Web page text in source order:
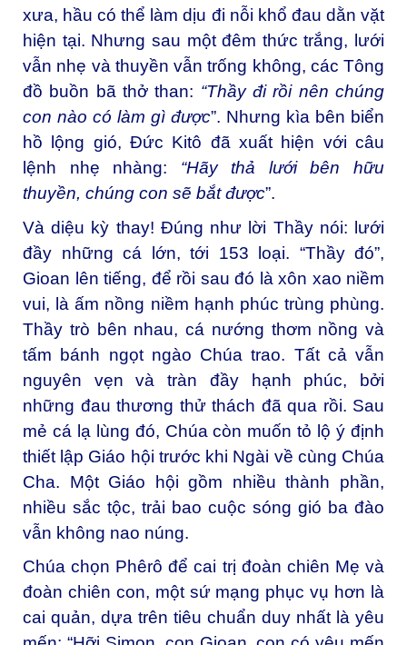
xưa, hầu có thể làm dịu đi nỗi khổ đau dằn vặt
hiện tại. Nhưng sau một đêm thức trắng, lưới
vẫn nhẹ và thuyền vẫn trống không, các Tông
đồ buồn bã thở than: “Thầy đi rồi nên chúng
con nào có làm gì được”. Nhưng kìa bên biển
hồ lộng gió, Đức Kitô đã xuất hiện với câu
lệnh nhẹ nhàng: “Hãy thả lưới bên hữu
thuyền, chúng con sẽ bắt được”.
Và diệu kỳ thay! Đúng như lời Thầy nói: lưới
đầy những cá lớn, tới 153 loại. “Thầy đó”,
Gioan lên tiếng, để rồi sau đó là xôn xao niềm
vui, là ấm nồng niềm hạnh phúc trùng phùng.
Thầy trò bên nhau, cá nướng thơm nồng và
tấm bánh ngọt ngào Chúa trao. Tất cả vẫn
nguyên vẹn và tràn đầy hạnh phúc, bởi
những đau thương thử thách đã qua rồi. Sau
mẻ cá lạ lùng đó, Chúa còn muốn tỏ lộ ý định
thiết lập Giáo hội trước khi Ngài về cùng Chúa
Cha. Một Giáo hội gồm nhiều thành phần,
nhiều sắc tộc, trải bao cuộc sóng gió ba đào
vẫn không nao núng.
Chúa chọn Phêrô để cai trị đoàn chiên Mẹ và
đoàn chiên con, một sứ mạng phục vụ hơn là
cai quản, dựa trên tiêu chuẩn duy nhất là yêu